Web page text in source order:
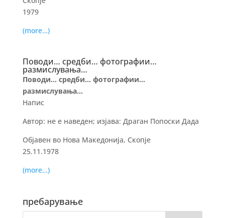
1979
(more…)
Поводи… средби… фотографии…
размислувања…
Поводи… средби… фотографии…
размислувања…
Напис
Автор: не е наведен; изјава: Драган Попоски Дада
Објавен во Нова Македонија, Скопје
25.11.1978
(more…)
пребарување